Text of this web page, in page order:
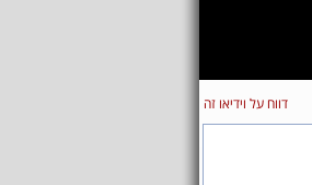
דווח על וידיאו זה